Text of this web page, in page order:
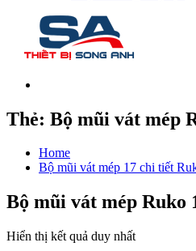
Thẻ: Bộ mũi vát mép
Home
Bộ mũi vát mép 17 chi tiết
Bộ mũi vát mép Ruko
Hiển thị kết quả duy nhất